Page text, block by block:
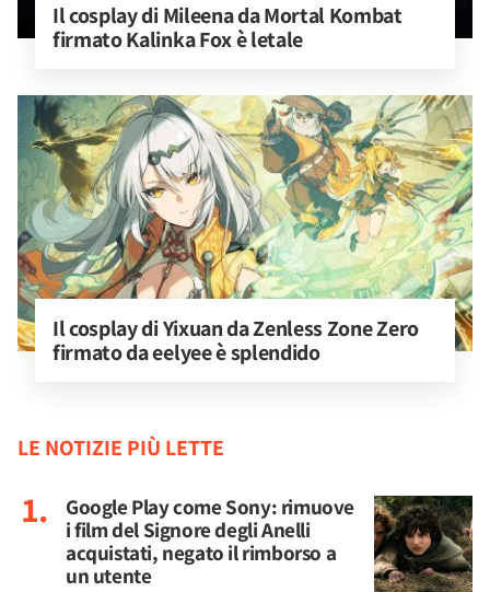
Il cosplay di Mileena da Mortal Kombat
firmato Kalinka Fox è letale
Il cosplay di Yixuan da Zenless Zone Zero
firmato da eelyee è splendido
LE NOTIZIE PIÙ LETTE
Google Play come Sony: rimuove
i film del Signore degli Anelli
acquistati, negato il rimborso a
un utente